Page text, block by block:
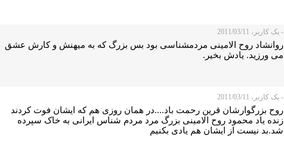
- یک کاربر، 2011/03/11
روانشاد روح الامینی مردمشناسی بود بس بزرگ که به میهنش و کارش عشق
می ورزید. یادش بخیر.
- یک کاربر، 2011/03/11
روح بزرگوارشان قرین رحمت باد....در همان روزی هم که ایشان فوت کردند
زنده یاد محمود روح الامینی بزرگ مرد مردم شناس ایرانی به خاک سپرده
شد.بد نیست از ایشان هم یادی بکنیم